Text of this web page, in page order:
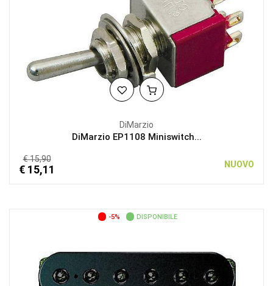
DiMarzio
DiMarzio EP1108 Miniswitch...
€ 15,90
€ 15,11 NUOVO
-5% DISPONIBILE